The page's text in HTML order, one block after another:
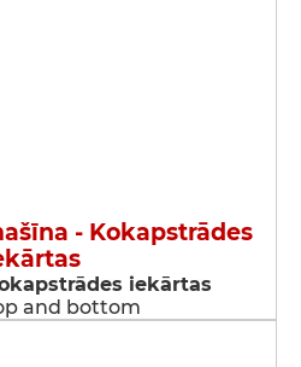
- Kokapstrādes
iekārtas
and bottom